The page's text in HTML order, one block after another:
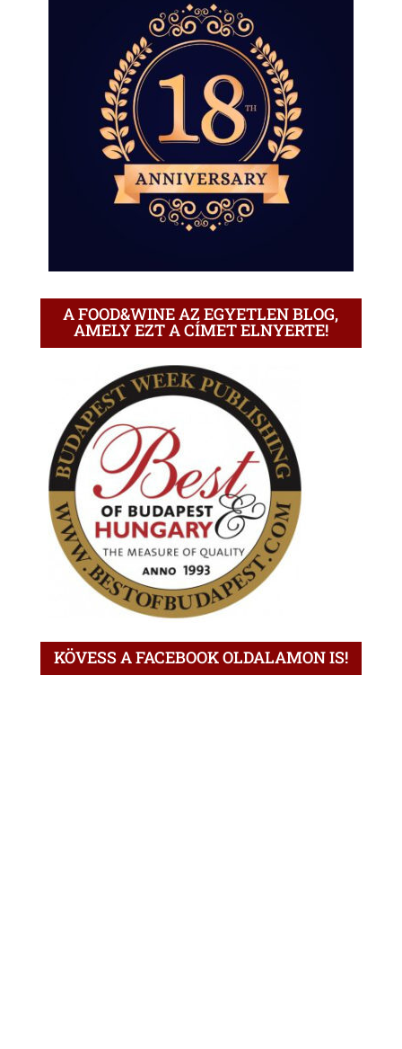
A FOOD&WINE AZ EGYETLEN BLOG,
AMELY EZT A CÍMET ELNYERTE!
KÖVESS A FACEBOOK OLDALAMON IS!